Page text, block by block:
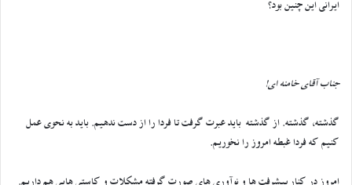
ایرانی این چنین بود؟
جناب آقای خامنه ای!
گذشته، گذشته. از گذشته باید عبرت گرفت تا فردا را از دست ندهیم. باید به نحوی عمل
کنیم که فردا غبطه امروز را نخوریم.